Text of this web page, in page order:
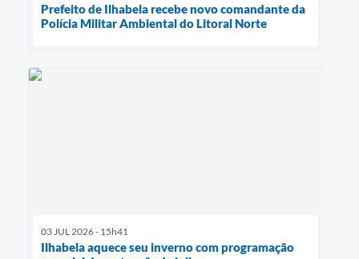
Prefeito de Ilhabela recebe novo comandante da
Polícia Militar Ambiental do Litoral Norte
03 JUL 2026 - 15h41
Ilhabela aquece seu inverno com programação